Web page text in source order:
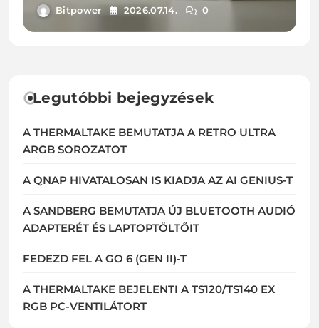
Bitpower 2026.07.14. 0
Legutóbbi bejegyzések
A THERMALTAKE BEMUTATJA A RETRO ULTRA
ARGB SOROZATOT
A QNAP HIVATALOSAN IS KIADJA AZ AI GENIUS-T
A SANDBERG BEMUTATJA ÚJ BLUETOOTH AUDIÓ
ADAPTERÉT ÉS LAPTOPTÖLTŐIT
FEDEZD FEL A GO 6 (GEN II)-T
A THERMALTAKE BEJELENTI A TS120/TS140 EX
RGB PC-VENTILÁTORT